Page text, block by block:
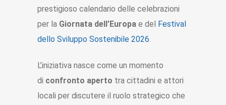
prestigioso calendario delle celebrazioni
per la Giornata dell’Europa e del Festival
dello Sviluppo Sostenibile 2026
L’iniziativa nasce come un momento
di confronto aperto tra cittadini e attori
locali per discutere il ruolo strategico che